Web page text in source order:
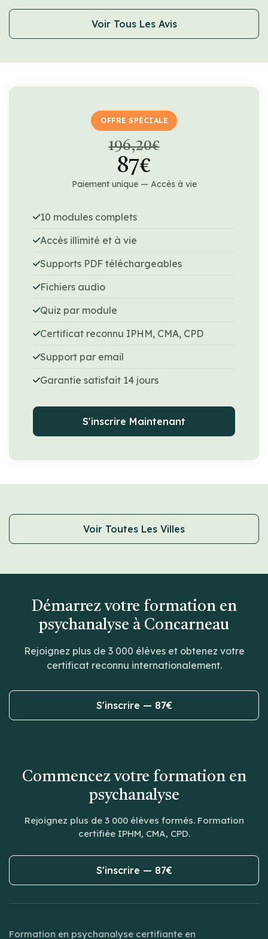
Voir Tous Les Avis
OFFRE SPÉCIALE
196,20€
87€
Paiement unique — Accès à vie
10 modules complets
Accès illimité et à vie
Supports PDF téléchargeables
Fichiers audio
Quiz par module
Certificat reconnu IPHM, CMA, CPD
Support par email
Garantie satisfait 14 jours
S'inscrire Maintenant
Voir Toutes Les Villes
Démarrez votre formation en
psychanalyse à Concarneau
Rejoignez plus de 3 000 élèves et obtenez votre
certificat reconnu internationalement.
S'inscrire — 87€
Commencez votre formation en
psychanalyse
Rejoignez plus de 3 000 élèves formés. Formation
certifiée IPHM, CMA, CPD.
S'inscrire — 87€
Formation en psychanalyse certifiante en